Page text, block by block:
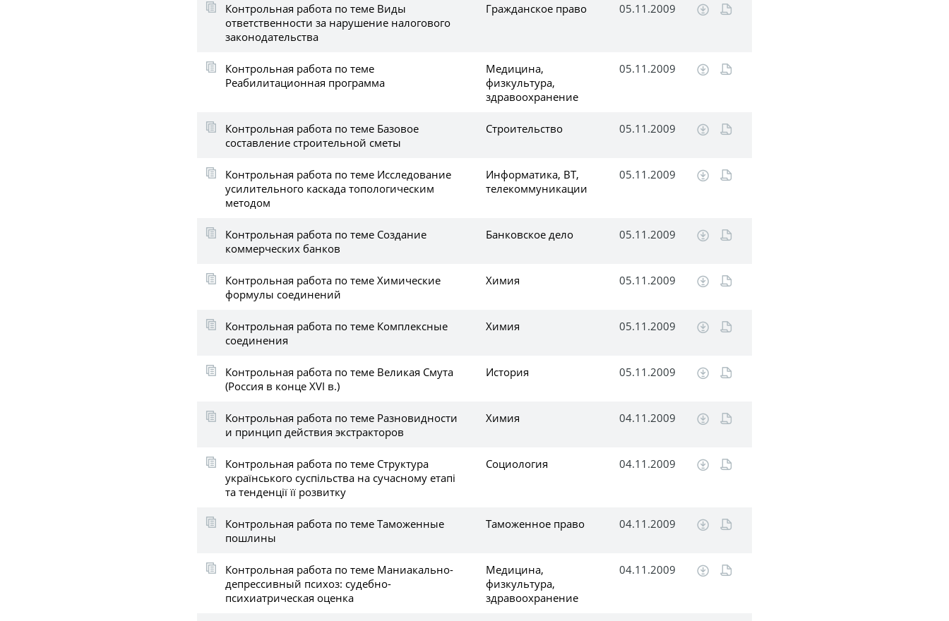
Контрольная работа по теме Виды
ответственности за нарушение налогового
законодательства
Гражданское право 05.11.2009
Контрольная работа по теме
Реабилитационная программа
Медицина,
физкультура,
здравоохранение
05.11.2009
Контрольная работа по теме Базовое
составление строительной сметы
Строительство 05.11.2009
Контрольная работа по теме Исследование
усилительного каскада топологическим
методом
Информатика, ВТ,
телекоммуникации
05.11.2009
Контрольная работа по теме Создание
коммерческих банков
Банковское дело 05.11.2009
Контрольная работа по теме Химические
формулы соединений
Химия 05.11.2009
Контрольная работа по теме Комплексные
соединения
Химия 05.11.2009
Контрольная работа по теме Великая Смута
(Россия в конце XVI в.)
История 05.11.2009
Контрольная работа по теме Разновидности
и принцип действия экстракторов
Химия 04.11.2009
Контрольная работа по теме Структура
українського суспільства на сучасному етапі
та тенденції її розвитку
Социология 04.11.2009
Контрольная работа по теме Таможенные
пошлины
Таможенное право 04.11.2009
Контрольная работа по теме Маниакально-
депрессивный психоз: судебно-
психиатрическая оценка
Медицина,
физкультура,
здравоохранение
04.11.2009